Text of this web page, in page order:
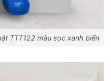
TTT122 màu sọc xanh biển